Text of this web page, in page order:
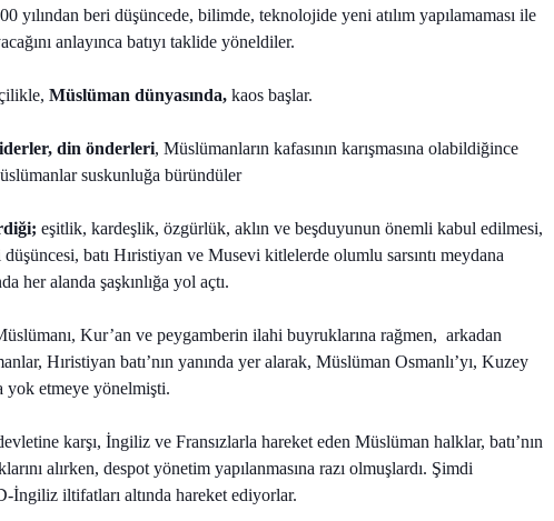
yılından beri düşüncede, bilimde, teknolojide yeni atılım yapılamaması ile
anlayınca batıyı taklide yöneldiler.
Müslüman dünyasında, kaos başlar.
din önderleri, Müslümanların kafasının karışmasına olabildiğince
suskunluğa büründüler
eşitlik, kardeşlik, özgürlük, aklın ve beşduyunun önemli kabul edilmesi,
batı Hıristiyan ve Musevi kitlelerde olumlu sarsıntı meydana
her alanda şaşkınlığa yol açtı.
Kur’an ve peygamberin ilahi buyruklarına rağmen, arkadan
Hıristiyan batı’nın yanında yer alarak, Müslüman Osmanlı’yı, Kuzey
yok etmeye yönelmişti.
karşı, İngiliz ve Fransızlarla hareket eden Müslüman halklar, batı’nın
alırken, despot yönetim yapılanmasına razı olmuşlardı. Şimdi
İngiliz iltifatları altında hareket ediyorlar.